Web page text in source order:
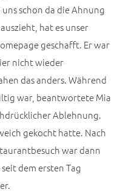
uns schon da die Ahnung
hat es unser
geschafft. Er war
nicht wieder
das anders. Während
war, beantwortete Mia
Ablehnung.
gekocht hatte. Nach
war dann
dem ersten Tag